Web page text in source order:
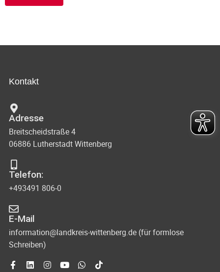
Kontakt
Adresse
Breitscheidstraße 4
06886 Lutherstadt Wittenberg
Telefon:
+493491 806-0
E-Mail
information@landkreis-wittenberg.de (für formlose
Schreiben)